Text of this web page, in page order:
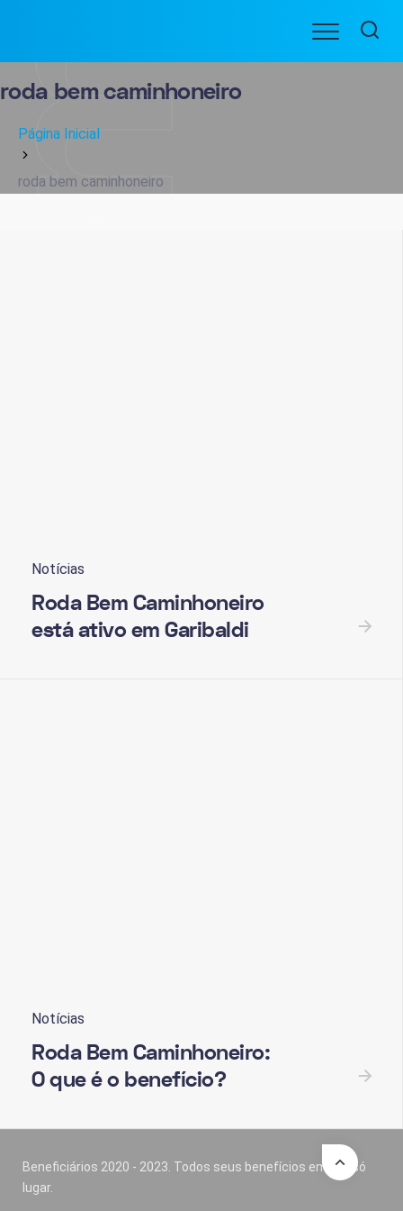
conteúdo
BENEFICIARIOS
Menu
roda bem caminhoneiro
Página Inicial
roda bem caminhoneiro
Notícias
Roda Bem Caminhoneiro
está ativo em Garibaldi
Notícias
Roda Bem Caminhoneiro:
O que é o benefício?
Beneficiários 2020 - 2023. Todos seus benefícios em um só
lugar.